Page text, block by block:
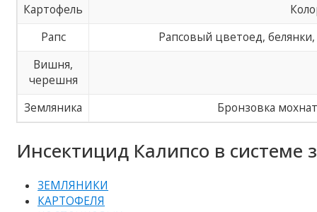
Картофель
Рапс
Рапсовый цветоед,
Вишня,
черешня
Земляника
Бронзовка
Инсектицид Калипсо в системе
ЗЕМЛЯНИКИ
КАРТОФЕЛЯ